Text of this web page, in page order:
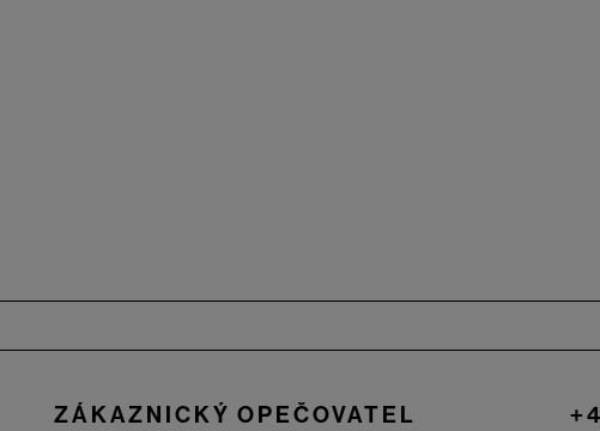
ZÁKAZNICKÝ OPEČOVATEL